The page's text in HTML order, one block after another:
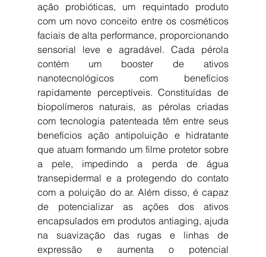
ação probióticas, um requintado produto
com um novo conceito entre os cosméticos
faciais de alta performance, proporcionando
sensorial leve e agradável. Cada pérola
contém um booster de ativos
nanotecnológicos com benefícios
rapidamente perceptíveis. Constituídas de
biopolímeros naturais, as pérolas criadas
com tecnologia patenteada têm entre seus
benefícios ação antipoluição e hidratante
que atuam formando um filme protetor sobre
a pele, impedindo a perda de água
transepidermal e a protegendo do contato
com a poluição do ar. Além disso, é capaz
de potencializar as ações dos ativos
encapsulados em produtos antiaging, ajuda
na suavização das rugas e linhas de
expressão e aumenta o potencial